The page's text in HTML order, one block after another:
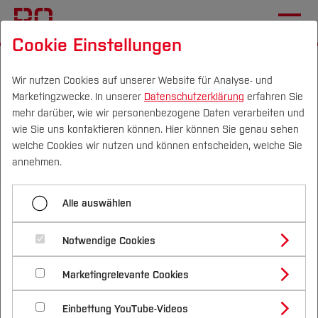
Campus Personen DE|EN Quicklinks
Studium
Studienangebote
Bachelorstudiengänge
Masterstudiengänge
Vor dem Studium
Bewerben & Einschreiben
Bewerbungsportal
Im Studium
Studienbüros und Prüfungen
Nach dem Studium
Forschung & Transfer
Profil
Forschungs- und Transferprofil
Schwerpunkte (FuT)
Beratung & Förderung
Nachhaltigkeit
Nachhaltigkeit studieren
International
Studieren im Fachbereich
Informationen für Studierende
Digitallehre
Menü aufklappen
Stundenplan
Modulhandbücher
Ansprechpartner*innen
Digitale
Lehrveranstaltungen
Technische Informatik (Pflichtmodul, Master
Informatik):
Cookie Einstellungen
Wir nutzen Cookies auf unserer Website für Analyse- und
Marketingzwecke. In unserer Datenschutzerklärung erfahren Sie
mehr darüber, wie wir personenbezogene Daten verarbeiten und
wie Sie uns kontaktieren können. Hier können Sie genau sehen
welche Cookies wir nutzen und können entscheiden, welche Sie
annehmen.
Alle auswählen
Notwendige Cookies
Marketingrelevante Cookies
Einbettung YouTube-Videos